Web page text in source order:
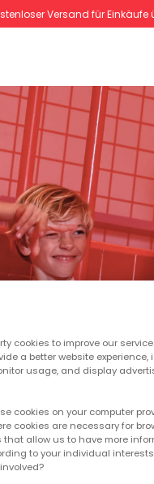
Versand für Einkäufe
cookies to improve our
a better website
usage, and display
cookies on your computer
cookies are necessary for
that allow us to have more
to your individual